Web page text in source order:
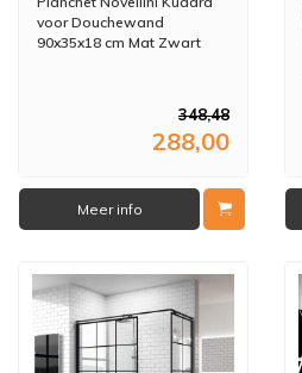
voor Douchewand
90x35x18 cm Mat Zwart
348,48
288,00
Meer info